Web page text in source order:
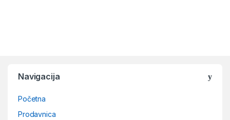
Navigacija
Početna
Prodavnica